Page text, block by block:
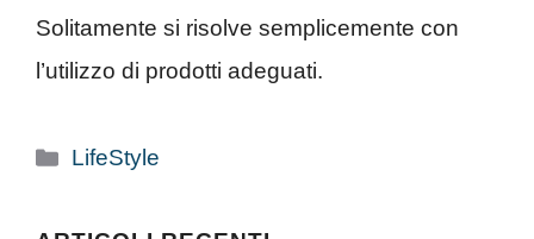
Solitamente si risolve semplicemente con
l’utilizzo di prodotti adeguati.
Categorie
LifeStyle